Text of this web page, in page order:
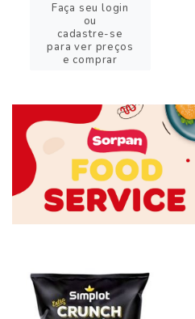
Faça seu login
ou
cadastre-se
para ver preços
e comprar